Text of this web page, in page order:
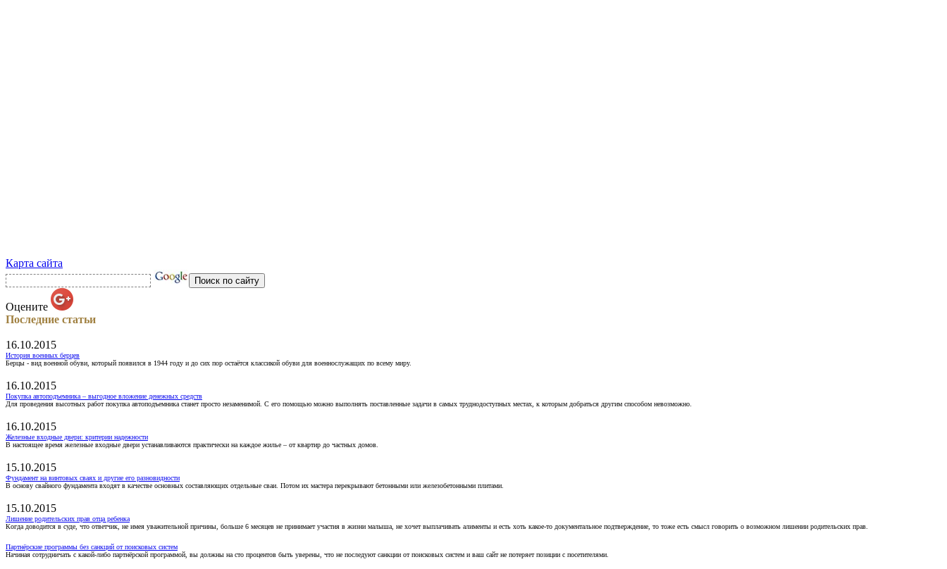
Карта сайта
Оцените
Последние статьи
16.10.2015
История военных берцев
Берцы - вид военной обуви, который появился в 1944 году и до сих пор остаётся классикой обуви для военнослужащих по всему миру.
16.10.2015
Покупка автоподъемника – выгодное вложение денежных средств
Для проведения высотных работ покупка автоподъемника станет просто незаменимой. С его помощью можно выполнять поставленные задачи в самых труднодоступных местах, к которым добраться другим способом невозможно.
16.10.2015
Железные входные двери: критерии надежности
В настоящее время железные входные двери устанавливаются практически на каждое жилье – от квартир до частных домов.
15.10.2015
Фундамент на винтовых сваях и другие его разновидности
В основу свайного фундамента входят в качестве основных составляющих отдельные сваи. Потом их мастера перекрывают бетонными или железобетонными плитами.
15.10.2015
Лишение родительских прав отца ребенка
Когда доводится в суде, что ответчик, не имея уважительной причины, больше 6 месяцев не принимает участия в жизни малыша, не хочет выплачивать алименты и есть хоть какое-то документальное подтверждение, то тоже есть смысл говорить о возможном лишении родительских прав.
Партнёрские программы без санкций от поисковых систем
Начиная сотрудничать с какой-либо партнёрской программой, вы должны на сто процентов быть уверены, что не последуют санкции от поисковых систем и ваш сайт не потеряет позиции с посетителями.